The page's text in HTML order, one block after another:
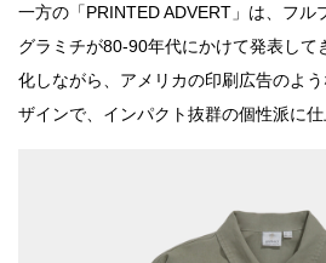
一方の「PRINTED ADVERT」は、フル
グラミチが80-90年代にかけて発表して
化しながら、アメリカの印刷広告のよ
ザインで、インパクト抜群の個性派に仕